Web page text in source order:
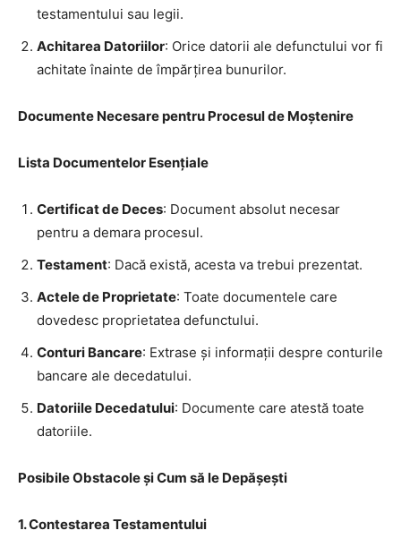
testamentului sau legii.
Achitarea Datoriilor: Orice datorii ale defunctului vor fi
achitate înainte de împărțirea bunurilor.
Documente Necesare pentru Procesul de Moștenire
Lista Documentelor Esențiale
Certificat de Deces: Document absolut necesar
pentru a demara procesul.
Testament: Dacă există, acesta va trebui prezentat.
Actele de Proprietate: Toate documentele care
dovedesc proprietatea defunctului.
Conturi Bancare: Extrase și informații despre conturile
bancare ale decedatului.
Datoriile Decedatului: Documente care atestă toate
datoriile.
Posibile Obstacole și Cum să le Depășești
1.Contestarea Testamentului